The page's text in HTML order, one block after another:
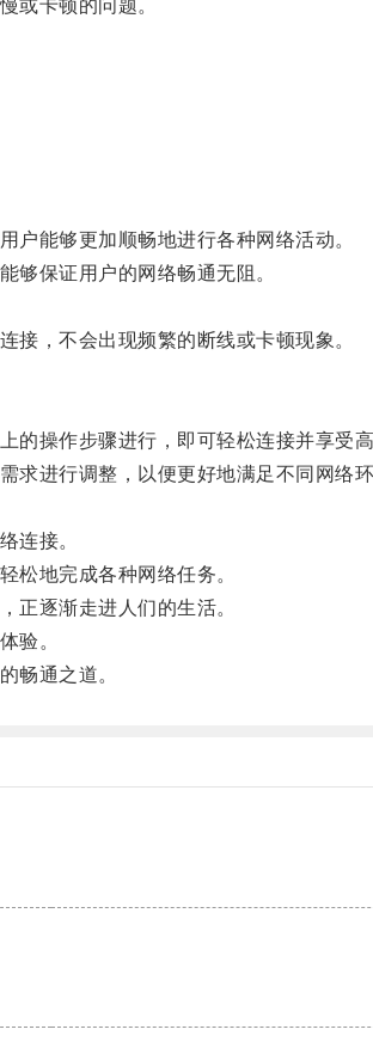
卡顿的问题。
能够更加顺畅地进行各种网络活动。
保证用户的网络畅通无阻。
，不会出现频繁的断线或卡顿现象。
操作步骤进行，即可轻松连接并享受高
进行调整，以便更好地满足不同网络环
连接。
地完成各种网络任务。
逐渐走进人们的生活。
验。
畅通之道。